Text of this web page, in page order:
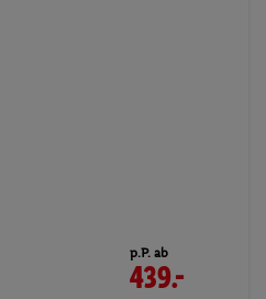
p.P. ab
439.-